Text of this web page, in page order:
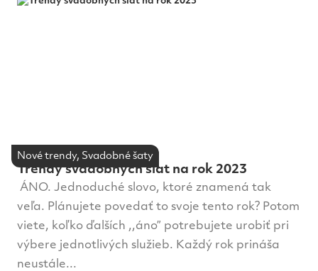
Nové trendy, Svadobné šaty
Trendy svadobných šiat na rok 2023
ÁNO. Jednoduché slovo, ktoré znamená tak
veľa. Plánujete povedať to svoje tento rok? Potom
viete, koľko ďalších ,,áno” potrebujete urobiť pri
výbere jednotlivých služieb. Každý rok prináša
neustále...